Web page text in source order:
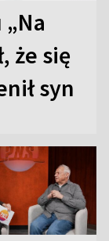
że się
syn